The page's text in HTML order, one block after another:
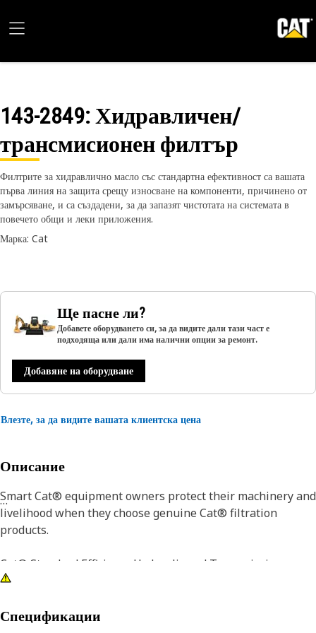
143-2849: Хидравличен/
трансмисионен филтър
Филтрите за хидравлично масло със стандартна ефективност са вашата
първа линия на защита срещу износване на компоненти, причинено от
замърсяване, и са създадени, за да запазят чистотата на системата в
повечето общи и леки приложения.
Марка: Cat
Ще пасне ли?
Добавете оборудването си, за да видите дали тази част е
подходяща или дали има налични опции за ремонт.
Добавяне на оборудване
Влезте, за да видите вашата клиентска цена
Описание
Smart Cat® equipment owners protect their machinery and
livelihood when they choose genuine Cat® filtration
products.
Cat® Standard Efficiency Hydraulic and Transmission
Filters are designed to maintain system cleanliness and
first defense against component wear due to oil
Спецификации